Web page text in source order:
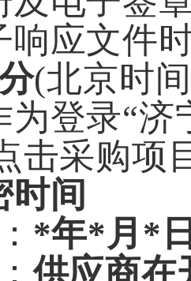
响应文件
(北京时
为登录“
击采购项
时间
*年*月*
供应商在